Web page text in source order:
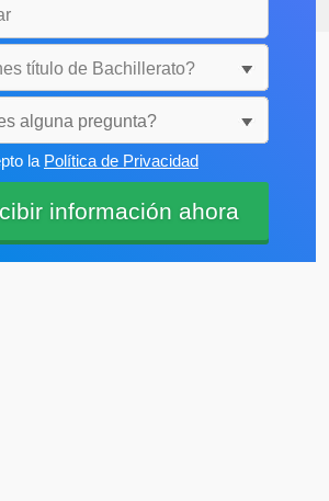
alguna pregunta?
la Política de Privacidad